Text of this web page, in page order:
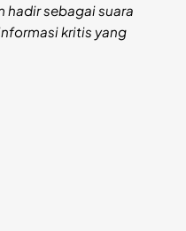
hadir sebagai suara
kritis yang